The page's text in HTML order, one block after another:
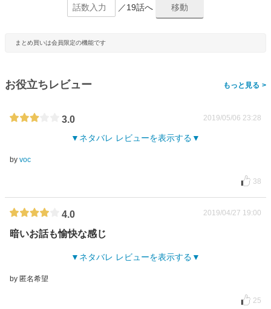
／19話へ
まとめ買いは会員限定の機能です
お役立ちレビュー >
3.0 2019/05/06 23:28
ネタバレ レビューを表示する
by voc
38
4.0 2019/04/27 19:00
暗いお話も愉快な感じ
ネタバレ レビューを表示する
by 匿名希望
25